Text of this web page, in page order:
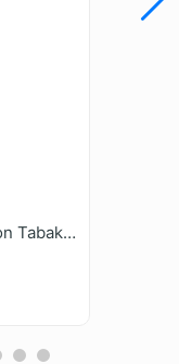
8'li Set Kırmızı Beyaz Karton Tabak Bardak Zigzag Çizgili Desenli